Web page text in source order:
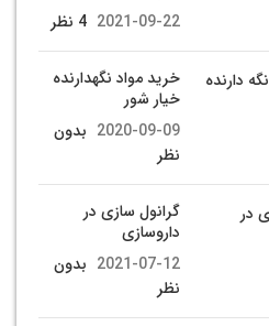
2021-09-22 4 نظر
خرید مواد نگهدارنده
خیار شور
2020-09-09 بدون
نظر
گرانول سازی در
داروسازی
2021-07-12 بدون
نظر